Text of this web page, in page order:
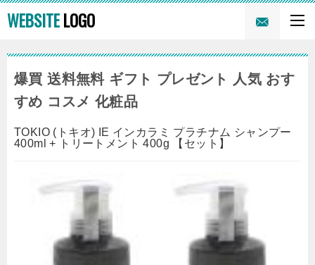
WEBSITELOGO
爆買 送料無料 ギフト プレゼント 人気 おす
すめ コスメ 化粧品
TOKIO (トキオ) IE インカラミ プラチナム シャンプー
400ml + トリートメント 400g 【セット】